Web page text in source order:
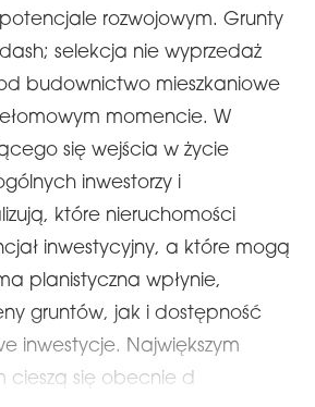
rozwojowym. Grunty
selekcja nie wyprzedaż
budownictwo mieszkaniowe
momencie. W
się wejścia w życie
inwestorzy i
które nieruchomości
inwestycyjny, a które mogą
planistyczna wpłynie,
gruntów, jak i dostępność
inwestycje. Największym
cieszą się obecnie d